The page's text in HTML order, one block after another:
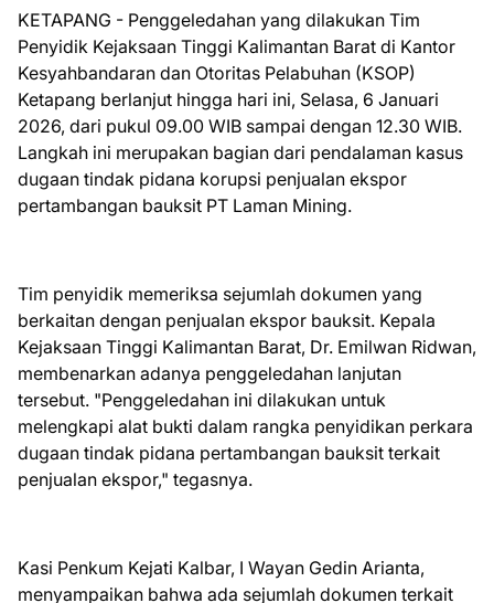
KETAPANG - Penggeledahan yang dilakukan Tim
Penyidik Kejaksaan Tinggi Kalimantan Barat di Kantor
Kesyahbandaran dan Otoritas Pelabuhan (KSOP)
Ketapang berlanjut hingga hari ini, Selasa, 6 Januari
2026, dari pukul 09.00 WIB sampai dengan 12.30 WIB.
Langkah ini merupakan bagian dari pendalaman kasus
dugaan tindak pidana korupsi penjualan ekspor
pertambangan bauksit PT Laman Mining.
Tim penyidik memeriksa sejumlah dokumen yang
berkaitan dengan penjualan ekspor bauksit. Kepala
Kejaksaan Tinggi Kalimantan Barat, Dr. Emilwan Ridwan,
membenarkan adanya penggeledahan lanjutan
tersebut. "Penggeledahan ini dilakukan untuk
melengkapi alat bukti dalam rangka penyidikan perkara
dugaan tindak pidana pertambangan bauksit terkait
penjualan ekspor," tegasnya.
Kasi Penkum Kejati Kalbar, I Wayan Gedin Arianta,
menyampaikan bahwa ada sejumlah dokumen terkait